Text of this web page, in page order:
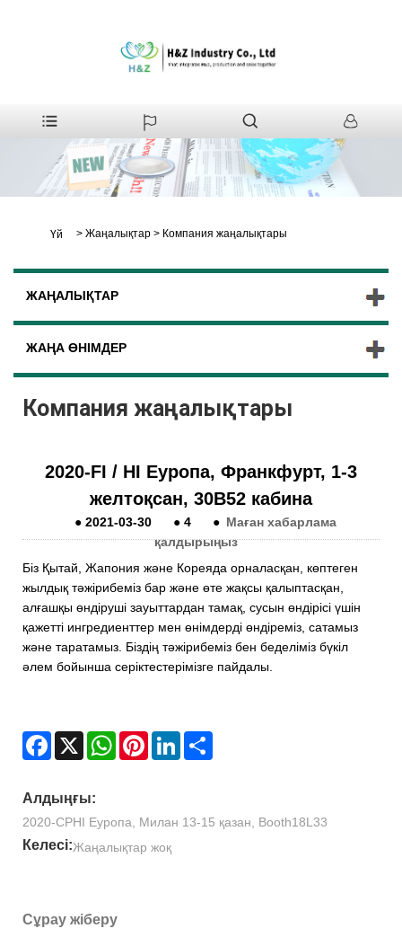
Үй > Жаңалықтар > Компания жаңалықтары
ЖАҢАЛЫҚТАР
ЖАҢА ӨНІМДЕР
Компания жаңалықтары
2020-FI / HI Еуропа, Франкфурт, 1-3
желтоқсан, 30B52 кабина
● 2021-03-30 ● 4 ● Маған хабарлама
қалдырыңыз
Біз Қытай, Жапония және Кореяда орналасқан, көптеген
жылдық тәжірибеміз бар және өте жақсы қалыптасқан,
алғашқы өндіруші зауыттардан тамақ, сусын өндірісі үшін
қажетті ингредиенттер мен өнімдерді өндіреміз, сатамыз
және таратамыз. Біздің тәжірибеміз бен беделіміз бүкіл
әлем бойынша серіктестерімізге пайдалы.
Facebook
X WhatsAppPinterestLinkedIn
Алдыңғы:
2020-CPHI Еуропа, Милан 13-15 қазан, Booth18L33
Келесі:Жаңалықтар жоқ
Сұрау жіберу